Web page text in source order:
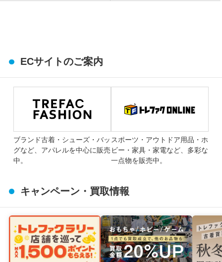
ECサイトのご案内
ブランド古着・シューズ・バッ
グなど、アパレルを中心に販売
中。
スポーツ・アウトドア用品・ホ
ビー・家具・家電など、多彩な
一点物を販売中。
キャンペーン・買取情報